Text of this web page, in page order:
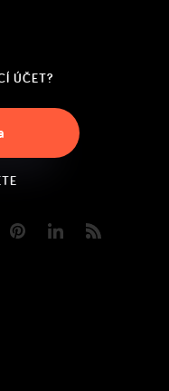
ÚČET?
BlueskyPinterestLinkedIn